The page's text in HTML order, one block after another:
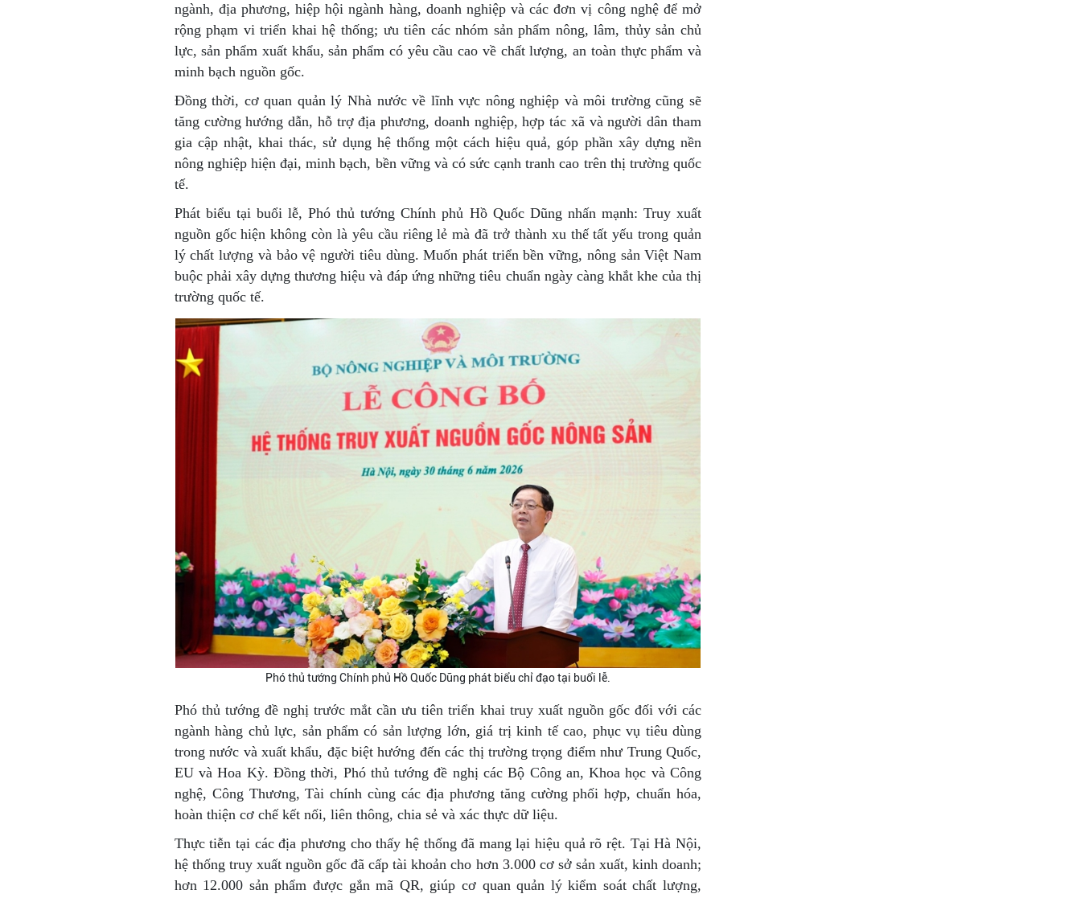
ngành, địa phương, hiệp hội ngành hàng, doanh nghiệp và các đơn vị công nghệ để mở
rộng phạm vi triển khai hệ thống; ưu tiên các nhóm sản phẩm nông, lâm, thủy sản chủ
lực, sản phẩm xuất khẩu, sản phẩm có yêu cầu cao về chất lượng, an toàn thực phẩm và
minh bạch nguồn gốc.
Đồng thời, cơ quan quản lý Nhà nước về lĩnh vực nông nghiệp và môi trường cũng sẽ
tăng cường hướng dẫn, hỗ trợ địa phương, doanh nghiệp, hợp tác xã và người dân tham
gia cập nhật, khai thác, sử dụng hệ thống một cách hiệu quả, góp phần xây dựng nền
nông nghiệp hiện đại, minh bạch, bền vững và có sức cạnh tranh cao trên thị trường quốc
tế.
Phát biểu tại buổi lễ, Phó thủ tướng Chính phủ Hồ Quốc Dũng nhấn mạnh: Truy xuất
nguồn gốc hiện không còn là yêu cầu riêng lẻ mà đã trở thành xu thế tất yếu trong quản
lý chất lượng và bảo vệ người tiêu dùng. Muốn phát triển bền vững, nông sản Việt Nam
buộc phải xây dựng thương hiệu và đáp ứng những tiêu chuẩn ngày càng khắt khe của thị
trường quốc tế.
Phó thủ tướng Chính phủ Hồ Quốc Dũng phát biểu chỉ đạo tại buổi lễ.
Phó thủ tướng đề nghị trước mắt cần ưu tiên triển khai truy xuất nguồn gốc đối với các
ngành hàng chủ lực, sản phẩm có sản lượng lớn, giá trị kinh tế cao, phục vụ tiêu dùng
trong nước và xuất khẩu, đặc biệt hướng đến các thị trường trọng điểm như Trung Quốc,
EU và Hoa Kỳ. Đồng thời, Phó thủ tướng đề nghị các Bộ Công an, Khoa học và Công
nghệ, Công Thương, Tài chính cùng các địa phương tăng cường phối hợp, chuẩn hóa,
hoàn thiện cơ chế kết nối, liên thông, chia sẻ và xác thực dữ liệu.
Thực tiễn tại các địa phương cho thấy hệ thống đã mang lại hiệu quả rõ rệt. Tại Hà Nội,
hệ thống truy xuất nguồn gốc đã cấp tài khoản cho hơn 3.000 cơ sở sản xuất, kinh doanh;
hơn 12.000 sản phẩm được gắn mã QR, giúp cơ quan quản lý kiểm soát chất lượng,